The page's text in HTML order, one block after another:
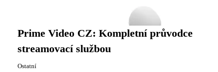
Prime Video CZ: Kompletní průvodce
streamovací službou
Ostatní